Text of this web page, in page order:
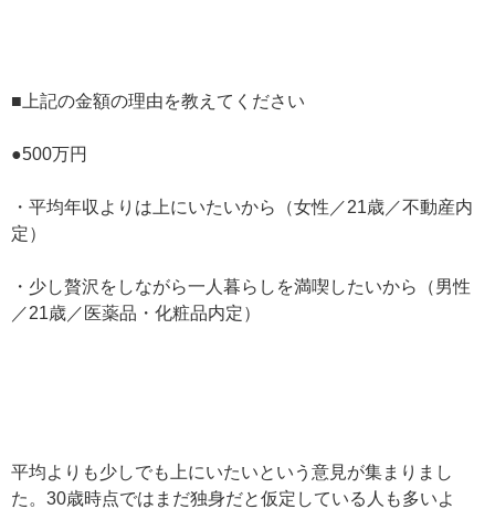
■上記の金額の理由を教えてください
●500万円
・平均年収よりは上にいたいから（女性／21歳／不動産内
定）
・少し贅沢をしながら一人暮らしを満喫したいから（男性
／21歳／医薬品・化粧品内定）
平均よりも少しでも上にいたいという意見が集まりまし
た。30歳時点ではまだ独身だと仮定している人も多いよ